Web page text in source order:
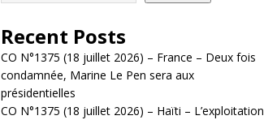
Recent Posts
CO N°1375 (18 juillet 2026) – France – Deux fois
condamnée, Marine Le Pen sera aux
présidentielles
CO N°1375 (18 juillet 2026) – Haïti – L’exploitation